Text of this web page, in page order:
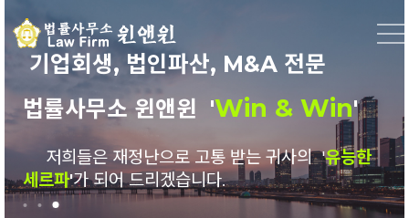
기업회생, 법인파산, M&A 전문
법률사무소 윈앤윈 'Win & Win'
저희들은 재정난으로 고통 받는 귀사의 '듬직한
조력자'가 되어 드리겠습니다.
기업회생, 법인파산, M&A 전문
법률사무소 윈앤윈 'Win & Win'
저희들은 재정난으로 고통 받는 귀사의 '든든한
동반자'가 되어 드리겠습니다.
기업회생, 법인파산, M&A 전문
법률사무소 윈앤윈 'Win & Win'
저희들은 재정난으로 고통 받는 귀사의 '유능한
세르파'가 되어 드리겠습니다.